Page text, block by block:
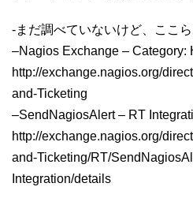
-まだ調べていないけど、ここ
–Nagios Exchange – Category:
http://exchange.nagios.org/
and-Ticketing
–SendNagiosAlert – RT
http://exchange.nagios.org/
and-Ticketing/RT/
Integration/details